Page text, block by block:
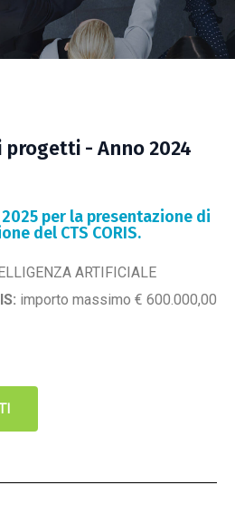
- Anno 2024
2025 per la presentazione di
del CTS CORIS.
ARTIFICIALE
importo massimo € 600.000,00